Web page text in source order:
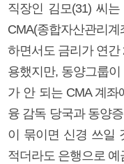
직장인 김모(31) 씨
CMA(종합자산관리
하면서도 금리가 연간
용했지만, 동양그룹
가 안 되는 CMA 계
융 감독 당국과 동양
이 묶이면 신경 쓰일
적더라도 은행으로